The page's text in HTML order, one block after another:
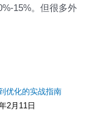
15%。但很多外
优化的实战指南
2月11日